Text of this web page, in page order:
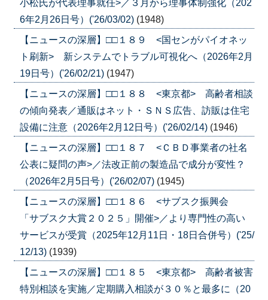
小松氏が代表理事就任>／３月から理事体制強化（202
6年2月26日号）('26/03/02) (1948)
【ニュースの深層】□□１８９ <国センがパイオネッ
ト刷新> 新システムでトラブル可視化へ（2026年2月
19日号）('26/02/21) (1947)
【ニュースの深層】□□１８８ <東京都> 高齢者相談
の傾向発表／通販はネット・ＳＮＳ広告、訪販は住宅
設備に注意（2026年2月12日号）('26/02/14) (1946)
【ニュースの深層】□□１８７ <ＣＢＤ事業者の社名
公表に疑問の声>／法改正前の製造品で成分が変性？
（2026年2月5日号）('26/02/07) (1945)
【ニュースの深層】□□１８６ <サブスク振興会
「サブスク大賞２０２５」開催>／より専門性の高い
サービスが受賞（2025年12月11日・18日合併号）('25/
12/13) (1939)
【ニュースの深層】□□１８５ <東京都> 高齢者被害
特別相談を実施／定期購入相談が３０％と最多に（20